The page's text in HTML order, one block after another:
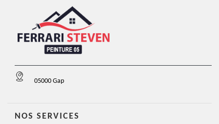
05000 Gap
NOS SERVICES